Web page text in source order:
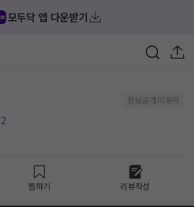
모두닥 앱 다운받기
정보공개 미동의
2
찜하기 리뷰작성